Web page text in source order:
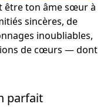
être ton âme sœur à
sincères, de
inoubliables,
de cœurs — dont
parfait